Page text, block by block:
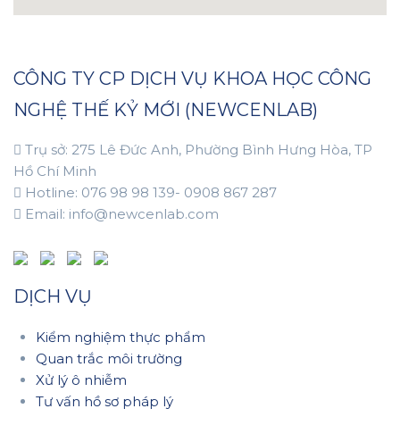
CÔNG TY CP DỊCH VỤ KHOA HỌC CÔNG
NGHỆ THẾ KỶ MỚI (NEWCENLAB)
Trụ sở: 275 Lê Đức Anh, Phường Bình Hưng Hòa, TP
Hồ Chí Minh
Hotline: 076 98 98 139- 0908 867 287
Email: info@newcenlab.com
DỊCH VỤ
Kiểm nghiệm thực phẩm
Quan trắc môi trường
Xử lý ô nhiễm
Tư vấn hồ sơ pháp lý